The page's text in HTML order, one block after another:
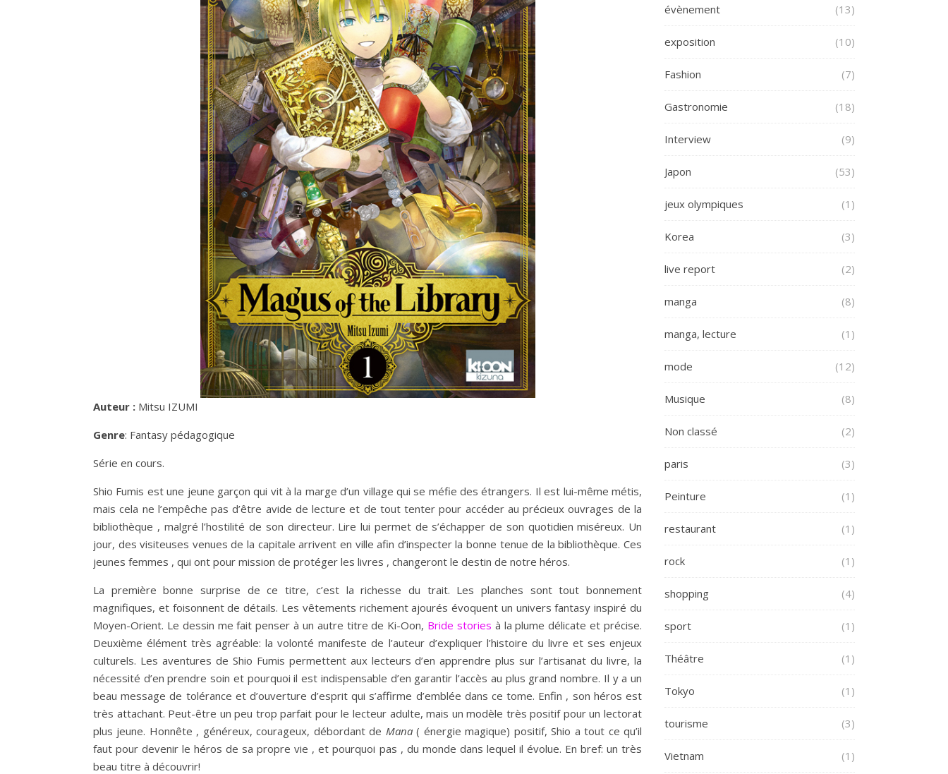
Auteur : Mitsu IZUMI
Genre: Fantasy pédagogique
Série en cours.
Shio Fumis est une jeune garçon qui vit à la marge d’un village qui se méfie des étrangers. Il est lui-même métis,
mais cela ne l’empêche pas d’être avide de lecture et de tout tenter pour accéder au précieux ouvrages de la
bibliothèque , malgré l’hostilité de son directeur. Lire lui permet de s’échapper de son quotidien miséreux. Un
jour, des visiteuses venues de la capitale arrivent en ville afin d’inspecter la bonne tenue de la bibliothèque. Ces
jeunes femmes , qui ont pour mission de protéger les livres , changeront le destin de notre héros.
La première bonne surprise de ce titre, c’est la richesse du trait. Les planches sont tout bonnement
magnifiques, et foisonnent de détails. Les vêtements richement ajourés évoquent un univers fantasy inspiré du
Moyen-Orient. Le dessin me fait penser à un autre titre de Ki-Oon, Bride stories à la plume délicate et précise.
Deuxième élément très agréable: la volonté manifeste de l’auteur d’expliquer l’histoire du livre et ses enjeux
culturels. Les aventures de Shio Fumis permettent aux lecteurs d’en apprendre plus sur l’artisanat du livre, la
nécessité d’en prendre soin et pourquoi il est indispensable d’en garantir l’accès au plus grand nombre. Il y a un
beau message de tolérance et d’ouverture d’esprit qui s’affirme d’emblée dans ce tome. Enfin , son héros est
très attachant. Peut-être un peu trop parfait pour le lecteur adulte, mais un modèle très positif pour un lectorat
plus jeune. Honnête , généreux, courageux, débordant de Mana( énergie magique) positif, Shio a tout ce qu’il
faut pour devenir le héros de sa propre vie , et pourquoi pas , du monde dans lequel il évolue. En bref: un très
beau titre à découvrir!
évènement (13)
exposition (10)
Fashion (7)
Gastronomie (18)
Interview (9)
Japon (53)
jeux olympiques (1)
Korea (3)
live report (2)
manga (8)
manga, lecture (1)
mode (12)
Musique (8)
Non classé (2)
paris (3)
Peinture (1)
restaurant (1)
rock (1)
shopping (4)
sport (1)
Théâtre (1)
Tokyo (1)
tourisme (3)
Vietnam (1)